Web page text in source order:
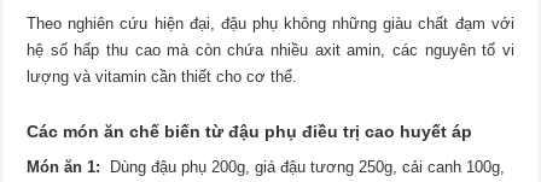
Theo nghiên cứu hiện đại, đậu phụ không những giàu chất đạm với
hệ số hấp thu cao mà còn chứa nhiều axit amin, các nguyên tố vi
lượng và vitamin cần thiết cho cơ thể.
Các món ăn chế biến từ đậu phụ điều trị cao huyết áp
Món ăn 1: Dùng đậu phụ 200g, giá đậu tương 250g, cải canh 100g,